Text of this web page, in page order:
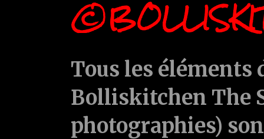
Tous les
Bolliskitchen The
photographies)